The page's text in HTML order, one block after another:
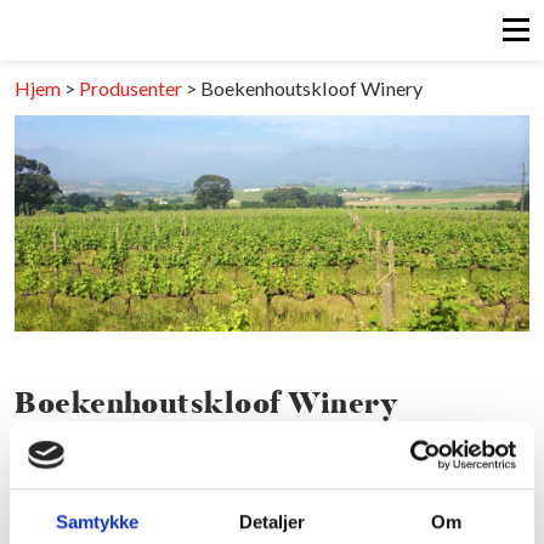
Samtykke Detaljer Om
Hjem > Produsenter > Boekenhoutskloof Winery
Boekenhoutskloof Winery
SØR-AFRIKA/COASTAL REGION